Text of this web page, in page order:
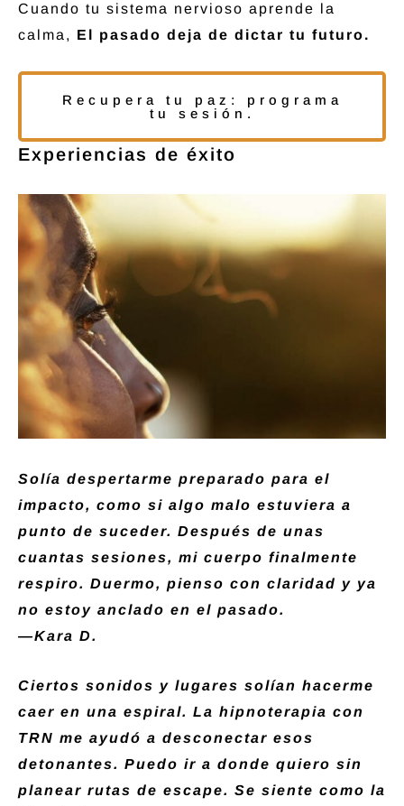
Cuando tu sistema nervioso aprende la
calma,
El pasado deja de dictar tu futuro.
Recupera tu paz: programa
tu sesión.
Experiencias de éxito
Solía despertarme preparado para el
impacto, como si algo malo estuviera a
punto de suceder. Después de unas
cuantas sesiones, mi cuerpo finalmente
respiro. Duermo, pienso con claridad y ya
no estoy anclado en el pasado.
—Kara D.
Ciertos sonidos y lugares solían hacerme
caer en una espiral. La hipnoterapia con
TRN me ayudó a desconectar esos
detonantes. Puedo ir a donde quiero sin
planear rutas de escape. Se siente como la